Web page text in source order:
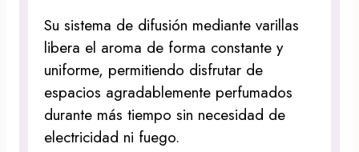
Su sistema de difusión mediante varillas
libera el aroma de forma constante y
uniforme, permitiendo disfrutar de
espacios agradablemente perfumados
durante más tiempo sin necesidad de
electricidad ni fuego.